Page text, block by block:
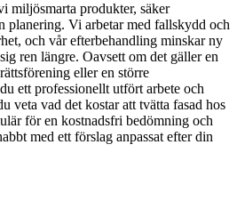
miljösmarta produkter, säker
planering. Vi arbetar med fallskydd och
och vår efterbehandling minskar ny
ren längre. Oavsett om det gäller en
eller en större
ett professionellt utfört arbete och
veta vad det kostar att tvätta fasad hos
för en kostnadsfri bedömning och
med ett förslag anpassat efter din